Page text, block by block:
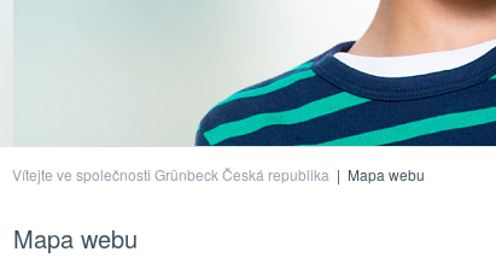
Vítejte ve společnosti Grünbeck Česká republika | Mapa webu
Mapa webu